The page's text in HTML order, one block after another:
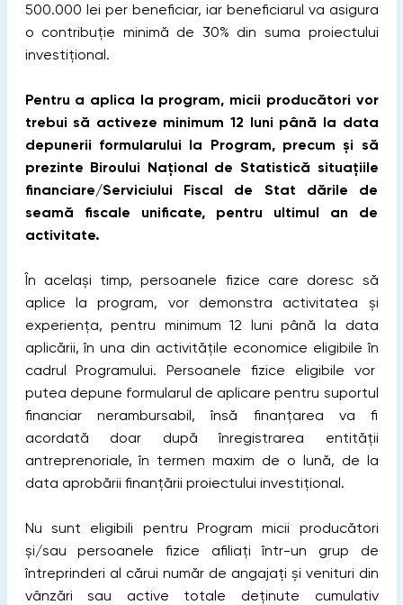
500.000 lei per beneficiar, iar beneficiarul va asigura
o contribuție minimă de 30% din suma proiectului
investițional.
Pentru a aplica la program, micii producători vor
trebui să activeze minimum 12 luni până la data
depunerii formularului la Program, precum și să
prezinte Biroului Național de Statistică situațiile
financiare/Serviciului Fiscal de Stat dările de
seamă fiscale unificate, pentru ultimul an de
activitate.
În același timp, persoanele fizice care doresc să
aplice la program, vor demonstra activitatea și
experiența, pentru minimum 12 luni până la data
aplicării, în una din activitățile economice eligibile în
cadrul Programului. Persoanele fizice eligibile vor
putea depune formularul de aplicare pentru suportul
financiar nerambursabil, însă finanțarea va fi
acordată doar după înregistrarea entității
antreprenoriale, în termen maxim de o lună, de la
data aprobării finanțării proiectului investițional.
Nu sunt eligibili pentru Program micii producători
și/sau persoanele fizice afiliați într-un grup de
întreprinderi al cărui număr de angajați și venituri din
vânzări sau active totale deținute cumulativ